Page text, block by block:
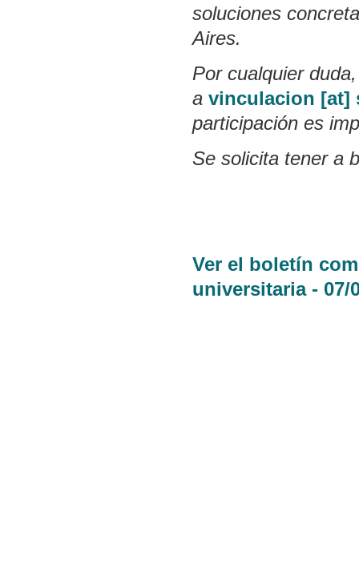
soluciones
Aires.
Por cualquier
a vinculacion [at]
participación es
Se solicita tener a
Ver el boletín
universitaria - 07/